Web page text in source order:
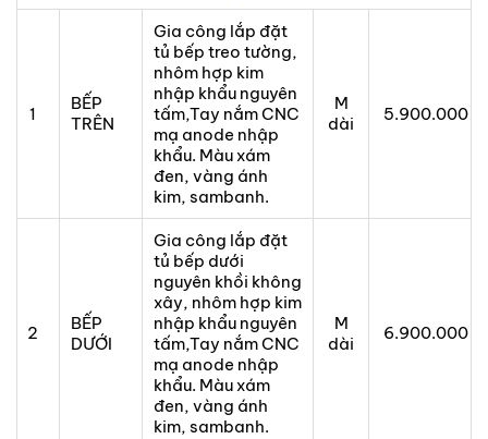
1
BẾP
TRÊN
Gia công lắp đặt
tủ bếp treo tường,
nhôm hợp kim
nhập khẩu nguyên
tấm,Tay nắm CNC
mạ anode nhập
khẩu. Màu xám
đen, vàng ánh
kim, sambanh.
M
dài
5.900.000
2
BẾP
DƯỚI
Gia công lắp đặt
tủ bếp dưới
nguyên khồi không
xây, nhôm hợp kim
nhập khẩu nguyên
tấm,Tay nắm CNC
mạ anode nhập
khẩu. Màu xám
đen, vàng ánh
kim, sambanh.
M
dài
6.900.000